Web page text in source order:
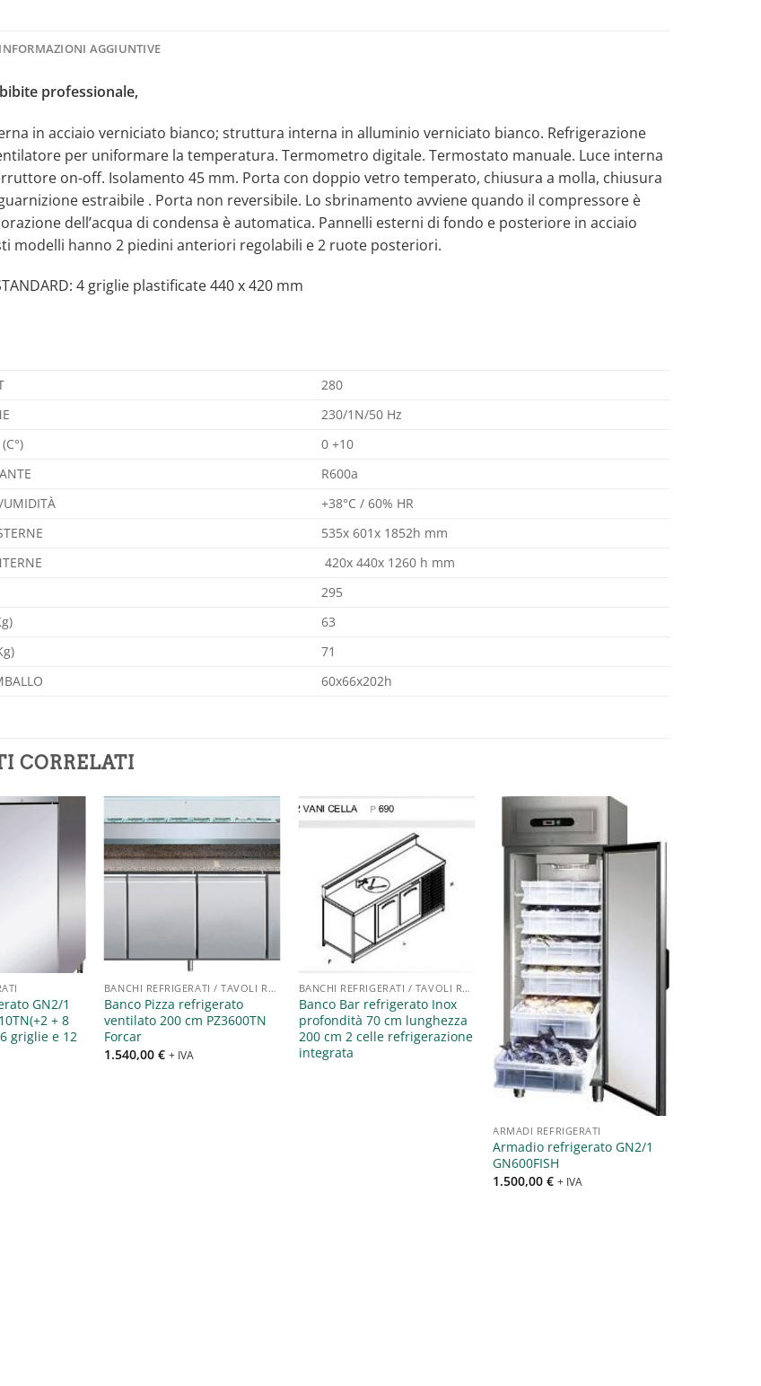
INFORMAZIONI AGGIUNTIVE
professionale,
in acciaio verniciato bianco; struttura interna in alluminio verniciato bianco. Refrigerazione
per uniformare la temperatura. Termometro digitale. Termostato manuale. Luce interna
on-off. Isolamento 45 mm. Porta con doppio vetro temperato, chiusura a molla, chiusura
estraibile . Porta non reversibile. Lo sbrinamento avviene quando il compressore è
dell’acqua di condensa è automatica. Pannelli esterni di fondo e posteriore in acciaio
modelli hanno 2 piedini anteriori regolabili e 2 ruote posteriori.
4 griglie plastificate 440 x 420 mm
280
230/1N/50 Hz
0 +10
R600a
UMIDITÀ
+38°C / 60% HR
535x 601x 1852h mm
420x 440x 1260 h mm
295
63
71
60x66x202h
CORRELATI
Aggiungi
GN2/1
+ 8
griglie e 12
Aggiungi
BANCHI REFRIGERATI / TAVOLI REFRIGERATI / SALADETTE
Banco Pizza refrigerato
ventilato 200 cm PZ3600TN
Forcar
1.540,00 € + IVA
Aggiungi
alla lista
dei
desideri
BANCHI REFRIGERATI / TAVOLI REFRIGERATI / SALADETTE
Banco Bar refrigerato Inox
profondità 70 cm lunghezza
200 cm 2 celle refrigerazione
integrata
ARMADI REFRIGERATI
Armadio refrigerato GN2/1
GN600FISH
1.500,00€ + IVA